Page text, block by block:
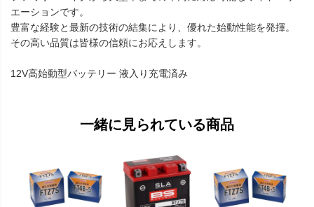
エーションです。
豊富な経験と最新の技術の結集により、優れた始動性能を発揮。
その高い品質は皆様の信頼にお応えします。
12V高始動型バッテリー 液入り充電済み
一緒に見られている商品